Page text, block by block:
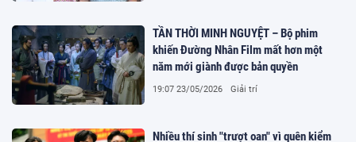
TẦN THỜI MINH NGUYỆT – Bộ phim
khiến Đường Nhân Film mất hơn một
năm mới giành được bản quyền
19:07 23/05/2026 Giải trí
Nhiều thí sinh "trượt oan" vì quên kiểm